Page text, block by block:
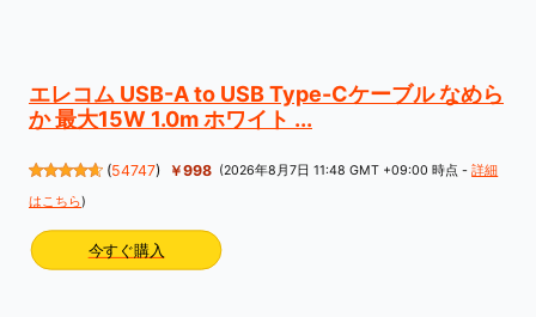
エレコム USB-A to USB Type-Cケーブル なめら
か 最大15W 1.0m ホワイト ...
(54747) ￥998 (2026年8月7日 11:48 GMT +09:00 時点 -詳細
はこちら)
今すぐ購入